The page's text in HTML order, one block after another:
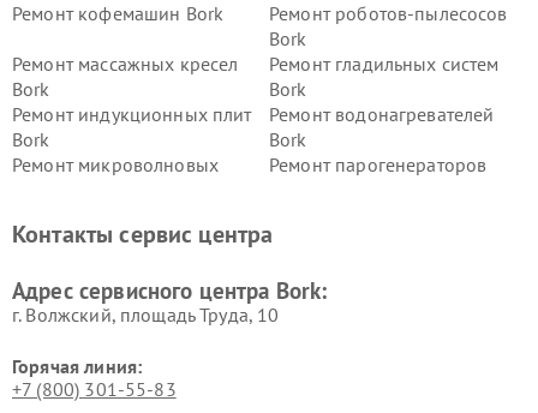
Ремонт кофемашин Bork
Ремонт роботов-пылесосов
Bork
Ремонт массажных кресел
Bork
Ремонт гладильных систем
Bork
Ремонт индукционных плит
Bork
Ремонт водонагревателей
Bork
Ремонт микроволновых
Ремонт парогенераторов
воздуха Bork
Bork
Bork
Контакты сервис центра
Адрес сервисного центра Bork:
г. Волжский, площадь Труда, 10
Горячая линия:
+7 (800) 301-55-83